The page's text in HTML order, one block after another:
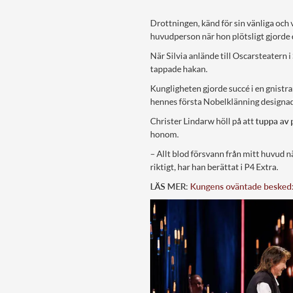
Drottningen, känd för sin vänliga
huvudperson när hon plötsligt
När Silvia anlände till Oscarsteatern
tappade hakan.
Kungligheten gjorde succé i en
hennes första Nobelklänning
Christer Lindarw höll på atttuppa av
honom.
– Allt blod försvann från mitt huvud
riktigt, har han berättat i P4 Extra.
LÄS MER: Kungens oväntade